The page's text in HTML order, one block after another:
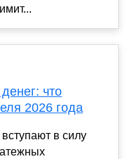
что
2026 года
в силу